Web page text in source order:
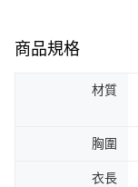
商品規格
材質
胸圍
衣長